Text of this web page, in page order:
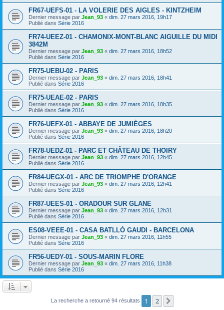
FR67-UEFS-01 - LA VOLERIE DES AIGLES - KINTZHEIM
Dernier message par Jean_93 « dim. 27 mars 2016, 19h17
Publié dans Série 2016
FR74-UEEZ-01 - CHAMONIX-MONT-BLANC AIGUILLE DU MIDI
3842M
Dernier message par Jean_93 « dim. 27 mars 2016, 18h52
Publié dans Série 2016
FR75-UEBU-02 - PARIS
Dernier message par Jean_93 « dim. 27 mars 2016, 18h41
Publié dans Série 2016
FR75-UEAE-02 - PARIS
Dernier message par Jean_93 « dim. 27 mars 2016, 18h35
Publié dans Série 2016
FR76-UEFX-01 - ABBAYE DE JUMIÈGES
Dernier message par Jean_93 « dim. 27 mars 2016, 18h20
Publié dans Série 2016
FR78-UEDZ-01 - PARC ET CHÂTEAU DE THOIRY
Dernier message par Jean_93 « dim. 27 mars 2016, 12h45
Publié dans Série 2016
FR84-UEGX-01 - ARC DE TRIOMPHE D'ORANGE
Dernier message par Jean_93 « dim. 27 mars 2016, 12h41
Publié dans Série 2016
FR87-UEES-01 - ORADOUR SUR GLANE
Dernier message par Jean_93 « dim. 27 mars 2016, 12h31
Publié dans Série 2016
ES08-VEEE-01 - CASA BATLLÓ GAUDI - BARCELONA
Dernier message par Jean_93 « dim. 27 mars 2016, 11h55
Publié dans Série 2016
FR56-UEDY-01 - SOUS-MARIN FLORE
Dernier message par Jean_93 « dim. 27 mars 2016, 11h38
Publié dans Série 2016
La recherche a retourné 94 résultats 1 2